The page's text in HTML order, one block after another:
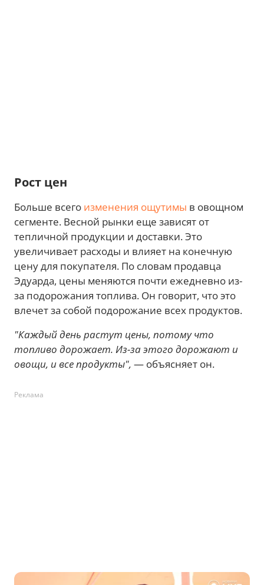
Рост цен
Больше всего изменения ощутимы в овощном
сегменте. Весной рынки еще зависят от
тепличной продукции и доставки. Это
увеличивает расходы и влияет на конечную
цену для покупателя. По словам продавца
Эдуарда, цены меняются почти ежедневно из-
за подорожания топлива. Он говорит, что это
влечет за собой подорожание всех продуктов.
"Каждый день растут цены, потому что
топливо дорожает. Из-за этого дорожают и
овощи, и все продукты", — объясняет он.
Реклама